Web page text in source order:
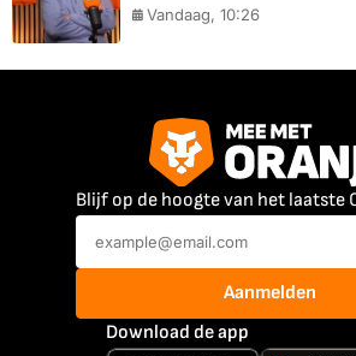
Vandaag, 10:26
Blijf op de hoogte van het laatste
Aanmelden
Download de app